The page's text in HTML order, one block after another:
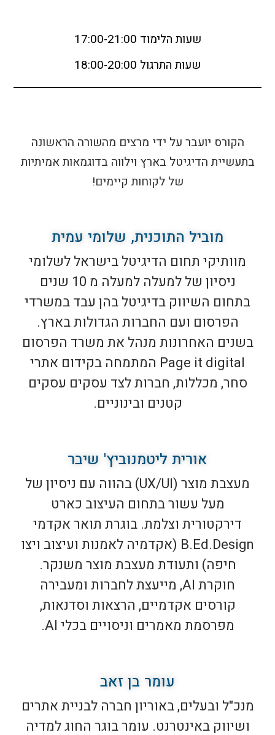
שעות הלימוד 17:00-21:00
שעות התרגול 18:00-20:00
הקורס יועבר על ידי מרצים מהשורה הראשונה
בתעשיית הדיגיטל בארץ וילווה בדוגמאות אמיתיות
של לקוחות קיימים!
מוביל התוכנית, שלומי עמית
מוותיקי תחום הדיגיטל בישראל לשלומי
ניסיון של למעלה למעלה מ 10 שנים
בתחום השיווק בדיגיטל בהן עבד במשרדי
הפרסום ועם החברות הגדולות בארץ.
בשנים האחרונות מנהל את משרד הפרסום
Page it digital המתמחה בקידום אתרי
סחר, מכללות, חברות לצד עסקים עסקים
קטנים ובינוניים.
אורית ליטמנוביץ' שיבר
מעצבת מוצר (UX/UI) בהווה עם ניסיון של
מעל עשור בתחום העיצוב כארט
דירקטורית וצלמת. בוגרת תואר אקדמי
B.Ed.Design (אקדמיה לאמנות ועיצוב ויצו
חיפה) ותעודת מעצבת מוצר משנקר.
חוקרת AI, מייעצת לחברות ומעבירה
קורסים אקדמיים, הרצאות וסדנאות,
מפרסמת מאמרים וניסויים בכלי AI.
עומר בן זאב
מנכ"ל ובעלים, באוריון חברה לבניית אתרים
ושיווק באינטרנט. עומר בוגר החוג למדיה